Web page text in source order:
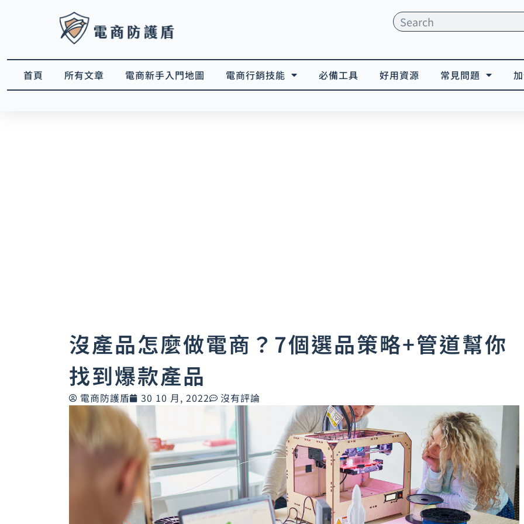
內
搜
尋
首頁 所有文章 電商新手入門地圖 電商行銷技能 必備工具 好用資源 常見問題
沒產品怎麼做電商？7個選品策略+管道幫你
找到爆款產品
電商防護盾 30 10 月, 2022 沒有評論